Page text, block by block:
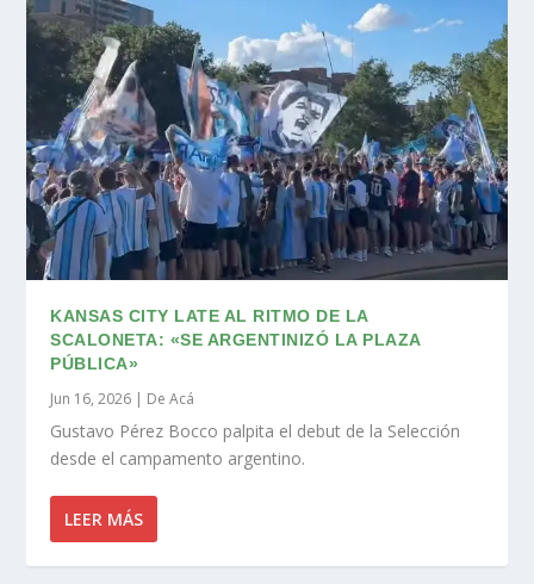
KANSAS CITY LATE AL RITMO DE LA
SCALONETA: «SE ARGENTINIZÓ LA PLAZA
PÚBLICA»
Jun 16, 2026 | De Acá
Gustavo Pérez Bocco palpita el debut de la Selección
desde el campamento argentino.
LEER MÁS